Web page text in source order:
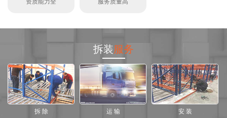
拆装服务
拆 除 运 输 安 装